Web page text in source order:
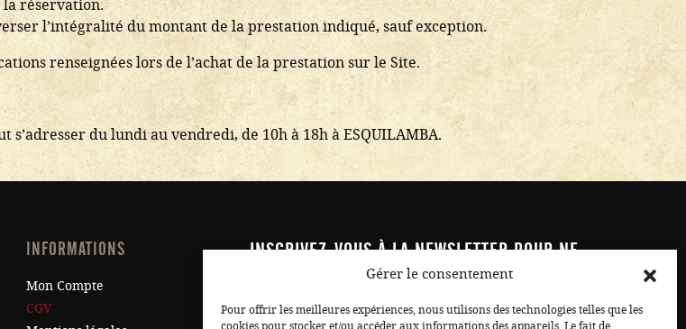
Gérer le consentement
Pour offrir les meilleures expériences, nous utilisons des technologies telles que les
cookies pour stocker et/ou accéder aux informations des appareils. Le fait de
la réservation.
l’intégralité du montant de la prestation indiqué, sauf exception.
renseignées lors de l’achat de la prestation sur le Site.
du lundi au vendredi, de 10h à 18h à ESQUILAMBA.
INFORMATIONS
Mon Compte
CGV
INSCRIVEZ-VOUS À LA NEWSLETTER POUR NE
JE M'INSCRIS